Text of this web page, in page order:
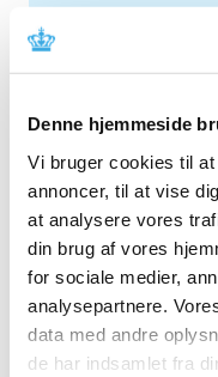
Denne hjemmeside
Vi bruger cookies til
annoncer, til at vise
at analysere vores
din brug af vores
for sociale medier,
analysepartnere.
data med andre
de har indsamlet fra
2020 (263)
2018 (150)
2017 (167)
2016 (167)
2015 (33)
2014 (44)
2013 (49)
2012 (44)
2011 (13)